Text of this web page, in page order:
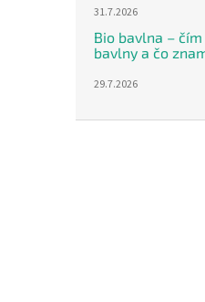
31.7.2026
Bio bavlna –
bavlny a čo
29.7.2026